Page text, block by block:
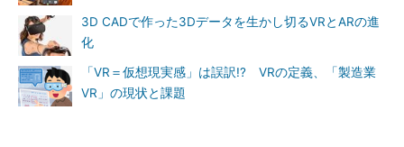
3D CADで作った3Dデータを生かし切るVRとARの進
化
「VR＝仮想現実感」は誤訳!? VRの定義、「製造業
VR」の現状と課題